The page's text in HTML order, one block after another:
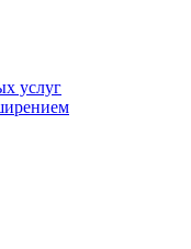
услуг